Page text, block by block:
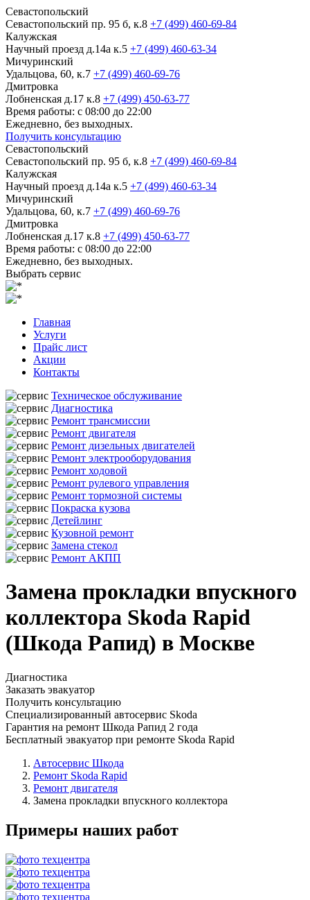
Севастопольский
Севастопольский пр. 95 б, к.8 +7 (499) 460-69-84
Калужская
Научный проезд д.14а к.5 +7 (499) 460-63-34
Мичуринский
Удальцова, 60, к.7 +7 (499) 460-69-76
Дмитровка
Лобненская д.17 к.8 +7 (499) 450-63-77
Время работы: с 08:00 до 22:00
Ежедневно, без выходных.
Получить консультацию
Севастопольский
Севастопольский пр. 95 б, к.8 +7 (499) 460-69-84
Калужская
Научный проезд д.14а к.5 +7 (499) 460-63-34
Мичуринский
Удальцова, 60, к.7 +7 (499) 460-69-76
Дмитровка
Лобненская д.17 к.8 +7 (499) 450-63-77
Время работы: с 08:00 до 22:00
Ежедневно, без выходных.
Выбрать сервис
Главная
Услуги
Прайс лист
Акции
Контакты
Техническое обслуживание
Диагностика
Ремонт трансмиссии
Ремонт двигателя
Ремонт дизельных двигателей
Ремонт электрооборудования
Ремонт ходовой
Ремонт рулевого управления
Ремонт тормозной системы
Покраска кузова
Детейлинг
Кузовной ремонт
Замена стекол
Ремонт АКПП
Замена прокладки впускного
коллектора Skoda Rapid
(Шкода Рапид) в Москве
Диагностика
Заказать эвакуатор
Получить консультацию
Специализированный автосервис Skoda
Гарантия на ремонт Шкода Рапид 2 года
Бесплатный эвакуатор при ремонте Skoda Rapid
Автосервис Шкода
Ремонт Skoda Rapid
Ремонт двигателя
Замена прокладки впускного коллектора
Примеры наших работ